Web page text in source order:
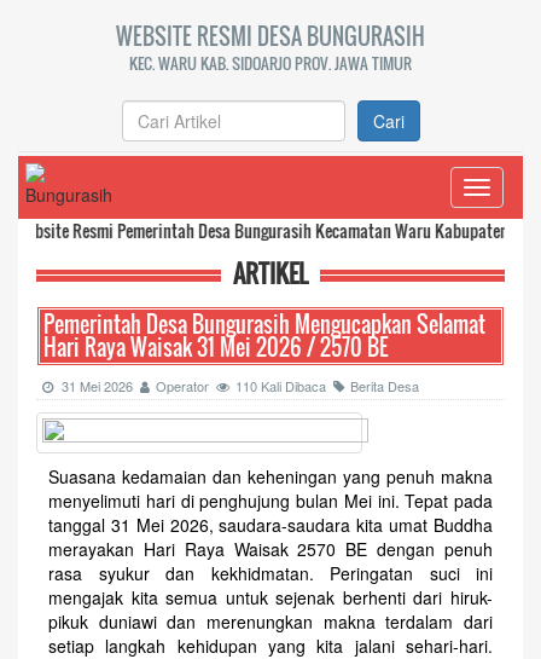
WEBSITE RESMI DESA BUNGURASIH
KEC. WARU KAB. SIDOARJO PROV. JAWA TIMUR
Cari
Toggle
Resmi Pemerintah Desa Bungurasih Kecamatan Waru Kabupaten Sidoarjo
ARTIKEL
Pemerintah Desa Bungurasih Mengucapkan Selamat
Hari Raya Waisak 31 Mei 2026 / 2570 BE
31 Mei 2026 Operator 110 Kali Dibaca Berita Desa
Suasana kedamaian dan keheningan yang penuh makna
menyelimuti hari di penghujung bulan Mei ini. Tepat pada
tanggal 31 Mei 2026, saudara-saudara kita umat Buddha
merayakan Hari Raya Waisak 2570 BE dengan penuh
rasa syukur dan kekhidmatan. Peringatan suci ini
mengajak kita semua untuk sejenak berhenti dari hiruk-
pikuk duniawi dan merenungkan makna terdalam dari
setiap langkah kehidupan yang kita jalani sehari-hari.